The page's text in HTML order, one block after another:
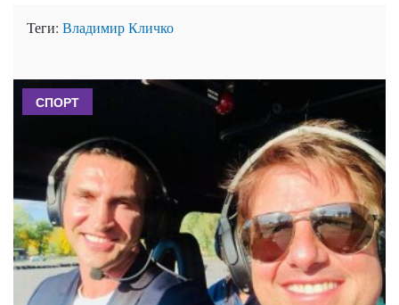
Теги: Владимир Кличко
СПОРТ